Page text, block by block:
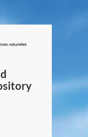
/
Canada